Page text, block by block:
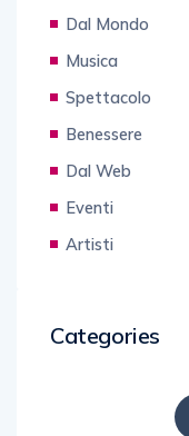
Dal Mondo
Musica
Spettacolo
Benessere
Dal Web
Eventi
Artisti
Categories